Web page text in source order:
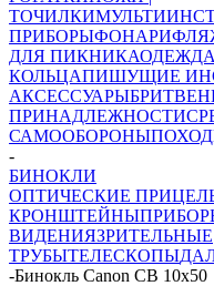
ТОЧИЛКИ
ПРИБОРЫФОНАРИ
ДЛЯ ПИКНИКА
КОЛЬЦАПИШУЩИЕ
АКСЕССУАРЫ
ПРИНАДЛЕЖНОСТИ
САМООБОРОНЫ
-
БИНОКЛИ
ОПТИЧЕСКИЕ
КРОНШТЕЙНЫ
ВИДЕНИЯЗРИТЕЛЬНЫЕ
ТРУБЫТЕЛЕСКОПЫ
-Бинокль Canon CB 10x50